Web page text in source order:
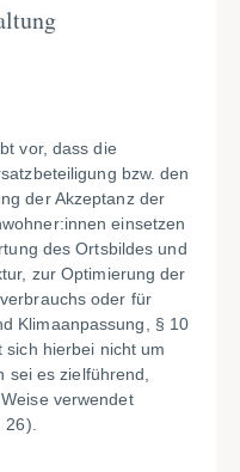
vor, dass die
bzw. den
der Akzeptanz der
einsetzen
des Ortsbildes und
zur Optimierung der
oder für
Klimaanpassung, § 10
sich hierbei nicht um
es zielführend,
verwendet